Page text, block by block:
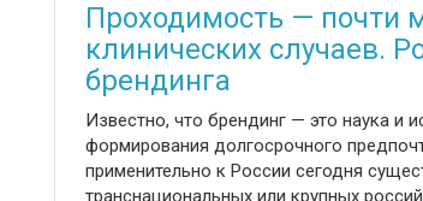
Проходимость — почти
клинических случаев.
брендинга
Известно, что брендинг — это наука и
формирования долгосрочного
применительно к России сегодня
транснациональных или крупных